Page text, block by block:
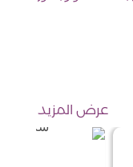
عرض المزيد